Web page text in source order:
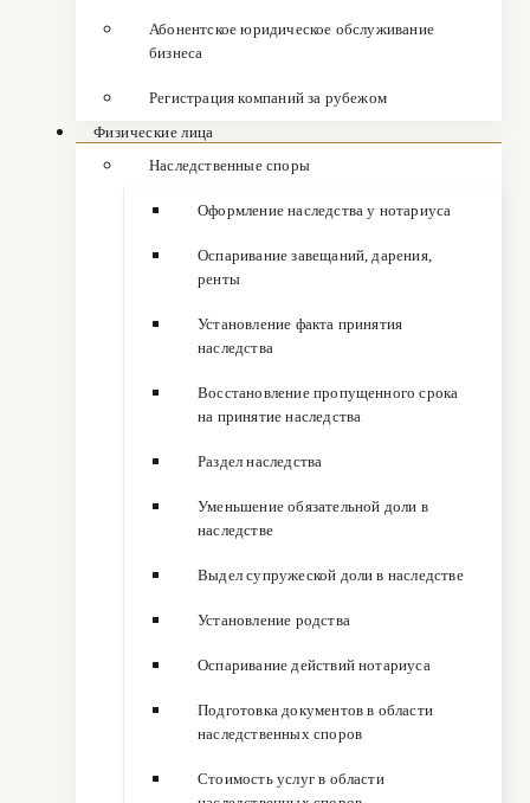
Абонентское юридическое обслуживание
бизнеса
Регистрация компаний за рубежом
Физические лица
Наследственные споры
Оформление наследства у нотариуса
Оспаривание завещаний, дарения,
ренты
Установление факта принятия
наследства
Восстановление пропущенного срока
на принятие наследства
Раздел наследства
Уменьшение обязательной доли в
наследстве
Выдел супружеской доли в наследстве
Установление родства
Оспаривание действий нотариуса
Подготовка документов в области
наследственных споров
Стоимость услуг в области